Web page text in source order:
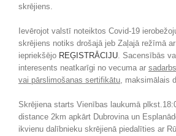
skrējiens.
Ievērojot valstī noteiktos Covid-19
skrējiens notiks drošajā jeb Zaļajā režīmā
iepriekšējo REĢISTRĀCIJU. Sacensībās
interesents neatkarīgi no vecuma ar
vai pārslimošanas sertifikātu, maksimālais
Skrējiena starts Vienības laukumā
distance 2km apkārt Dubrovina un
ikvienu dalībnieku skrējienā piedalīties ar